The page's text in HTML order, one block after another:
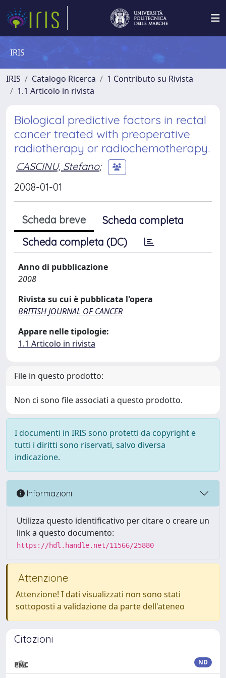
IRIS
IRIS Catalogo Ricerca
1 Contributo su Rivista
1.1 Articolo in rivista
Biological predictive factors in rectal
cancer treated with preoperative
radiotherapy or radiochemotherapy.
CASCINU, Stefano;
2008-01-01
Scheda breve
Scheda completa
Scheda completa (DC)
Anno di pubblicazione
2008
Rivista su cui è pubblicata l'opera
BRITISH JOURNAL OF CANCER
Appare nelle tipologie:
1.1 Articolo in rivista
File in questo prodotto:
Non ci sono file associati a questo prodotto.
I documenti in IRIS sono protetti da copyright e
tutti i diritti sono riservati, salvo diversa
indicazione.
Informazioni
Utilizza questo identificativo per citare o creare un
link a questo documento:
https://hdl.handle.net/11566/25880
Attenzione
Attenzione! I dati visualizzati non sono stati
sottoposti a validazione da parte dell'ateneo
Citazioni
ND